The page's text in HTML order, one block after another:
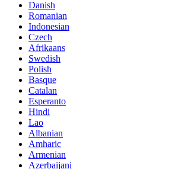
Danish
Romanian
Indonesian
Czech
Afrikaans
Swedish
Polish
Basque
Catalan
Esperanto
Hindi
Lao
Albanian
Amharic
Armenian
Azerbaijani